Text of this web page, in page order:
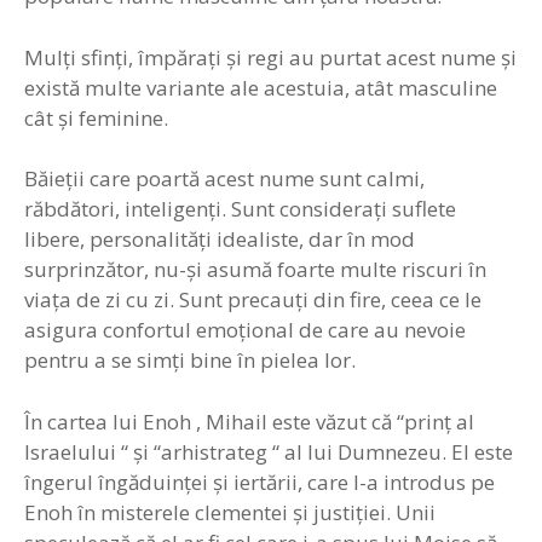
Mulţi sfinţi, împăraţi şi regi au purtat acest nume şi
există multe variante ale acestuia, atât masculine
cât şi feminine.
Băieţii care poartă acest nume sunt calmi,
răbdători, inteligenţi. Sunt consideraţi suflete
libere, personalităţi idealiste, dar în mod
surprinzător, nu-şi asumă foarte multe riscuri în
viaţa de zi cu zi. Sunt precauţi din fire, ceea ce le
asigura confortul emoţional de care au nevoie
pentru a se simţi bine în pielea lor.
În cartea lui Enoh , Mihail este văzut că “prinţ al
Israelului “ şi “arhistrateg “ al lui Dumnezeu. El este
îngerul îngăduinţei şi iertării, care l-a introdus pe
Enoh în misterele clementei şi justiţiei. Unii